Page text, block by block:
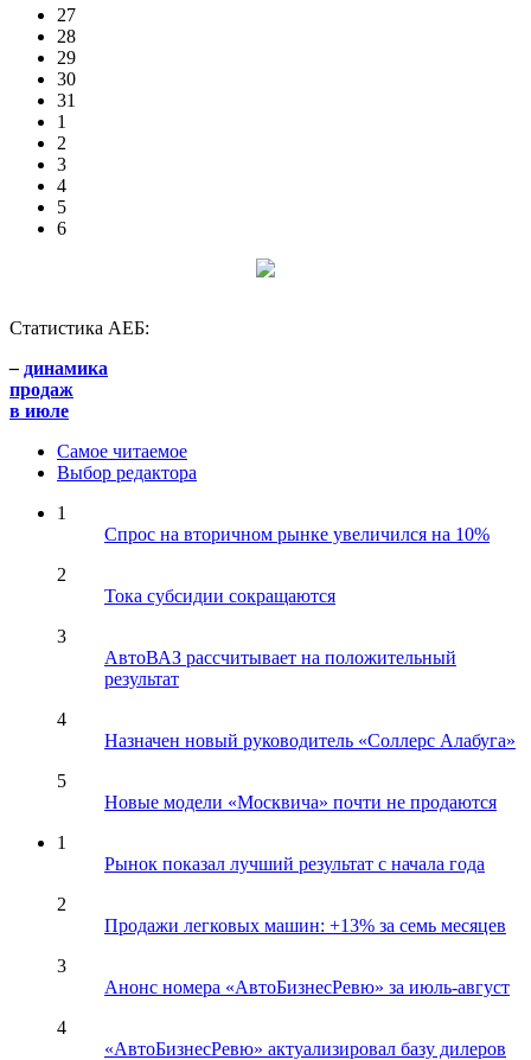
27
28
29
30
31
1
2
3
4
5
6
Статистика АЕБ:
– динамика
продаж
в июле
Самое читаемое
Выбор редактора
1
Спрос на вторичном рынке увеличился на 10%
2
Тока субсидии сокращаются
3
АвтоВАЗ рассчитывает на положительный
результат
4
Назначен новый руководитель «Соллерс Алабуга»
5
Новые модели «Москвича» почти не продаются
1
Рынок показал лучший результат с начала года
2
Продажи легковых машин: +13% за семь месяцев
3
Анонс номера «АвтоБизнесРевю» за июль-август
4
«АвтоБизнесРевю» актуализировал базу дилеров